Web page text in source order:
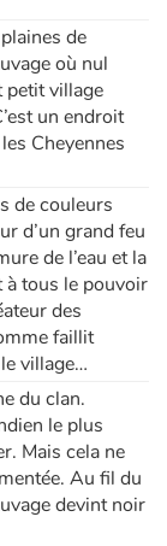
de
où nul
petit village
un endroit
Cheyennes
de couleurs
d’un grand feu
de l’eau et la
à tous le pouvoir
des
faillit
village…
du clan.
le plus
Mais cela ne
Au fil du
devint noir